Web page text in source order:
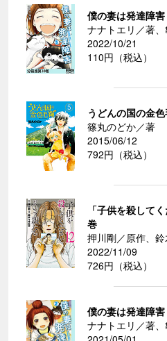
僕の妻は発達障
ナナトエリ／著
2022/10/21
110円（税込）
うどんの国の金
篠丸のどか／著
2015/06/12
792円（税込）
「子供を殺して
巻
押川剛／原作、
2022/11/09
726円（税込）
僕の妻は発達障
ナナトエリ／著